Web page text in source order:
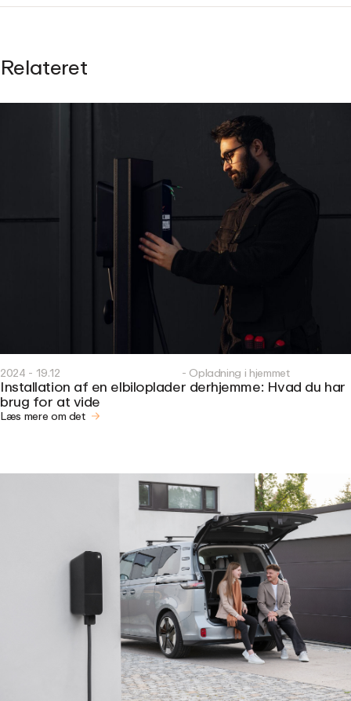
Relateret
2024 - 19.12 - Opladning i hjemmet
Installation af en elbiloplader derhjemme: Hvad du har
brug for at vide
Læs mere om det